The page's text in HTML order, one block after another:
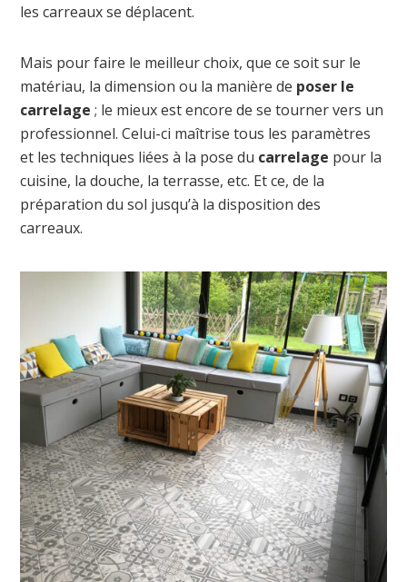
les carreaux se déplacent.
Mais pour faire le meilleur choix, que ce soit sur le
matériau, la dimension ou la manière de poser le
carrelage ; le mieux est encore de se tourner vers un
professionnel. Celui-ci maîtrise tous les paramètres
et les techniques liées à la pose du carrelage pour la
cuisine, la douche, la terrasse, etc. Et ce, de la
préparation du sol jusqu’à la disposition des
carreaux.